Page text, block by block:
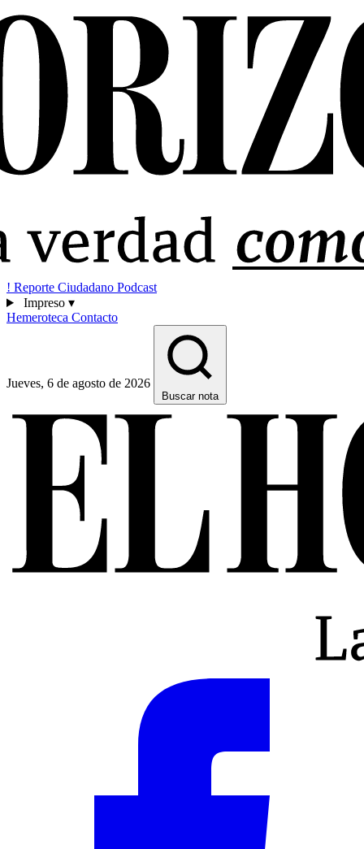
! Reporte Ciudadano Podcast
Impreso ▾
Hemeroteca Contacto
Jueves, 6 de agosto de 2026
Buscar nota